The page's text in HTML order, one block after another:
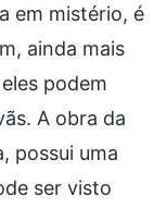
em mistério, é
ainda mais
podem
A obra da
possui uma
ser visto